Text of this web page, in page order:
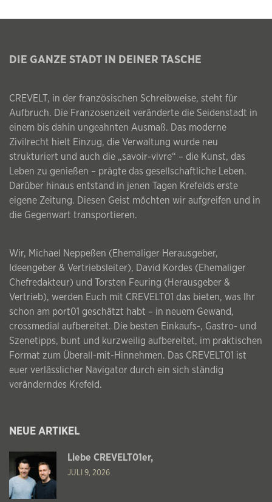
DIE GANZE STADT IN DEINER TASCHE
CREVELT, in der französischen Schreibweise, steht für
Aufbruch. Die Franzosenzeit veränderte die Seidenstadt in
einem bis dahin ungeahnten Ausmaß. Das moderne
Zivilrecht hielt Einzug, die Verwaltung wurde neu
strukturiert und auch die „savoir-vivre“ – die Kunst, das
Leben zu genießen – prägte das gesellschaftliche Leben.
Darüber hinaus entstand in jenen Tagen Krefelds erste
eigene Zeitung. Diesen Geist möchten wir aufgreifen und in
die Gegenwart transportieren.
Wir, Michael Neppeßen (Ehemaliger Herausgeber,
Ideengeber & Vertriebsleiter), David Kordes (Ehemaliger
Chefredakteur) und Torsten Feuring (Herausgeber &
Vertrieb), werden Euch mit CREVELT01 das bieten, was Ihr
schon am port01 geschätzt habt – in neuem Gewand,
crossmedial aufbereitet. Die besten Einkaufs-, Gastro- und
Szenetipps, bunt und kurzweilig aufbereitet, im praktischen
Format zum Überall-mit-Hinnehmen. Das CREVELT01 ist
euer verlässlicher Navigator durch ein sich ständig
veränderndes Krefeld.
NEUE ARTIKEL
Liebe CREVELT01er,
JULI 9, 2026